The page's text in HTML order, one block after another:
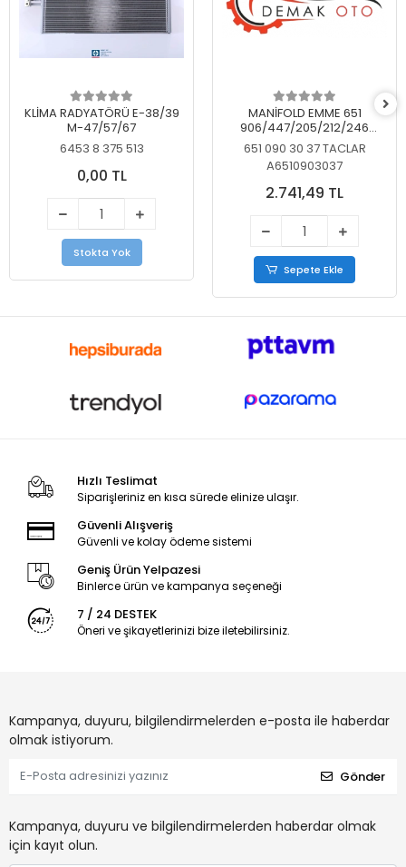
KLİMA RADYATÖRÜ E-38/39
M-47/57/67
6453 8 375 513
0,00 TL
Stokta Yok
MANİFOLD EMME 651
906/447/205/212/246
KELEBEKSİZ
651 090 30 37 TACLAR
A6510903037
2.741,49 TL
Sepete Ekle
Hızlı Teslimat
Siparişleriniz en kısa sürede elinize ulaşır.
Güvenli Alışveriş
Güvenli ve kolay ödeme sistemi
Geniş Ürün Yelpazesi
Binlerce ürün ve kampanya seçeneği
7 / 24 DESTEK
Öneri ve şikayetlerinizi bize iletebilirsiniz.
Kampanya, duyuru, bilgilendirmelerden e-posta ile haberdar
olmak istiyorum.
Gönder
Kampanya, duyuru ve bilgilendirmelerden haberdar olmak
için kayıt olun.